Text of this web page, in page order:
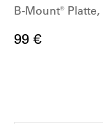
B-Mount®
99 €